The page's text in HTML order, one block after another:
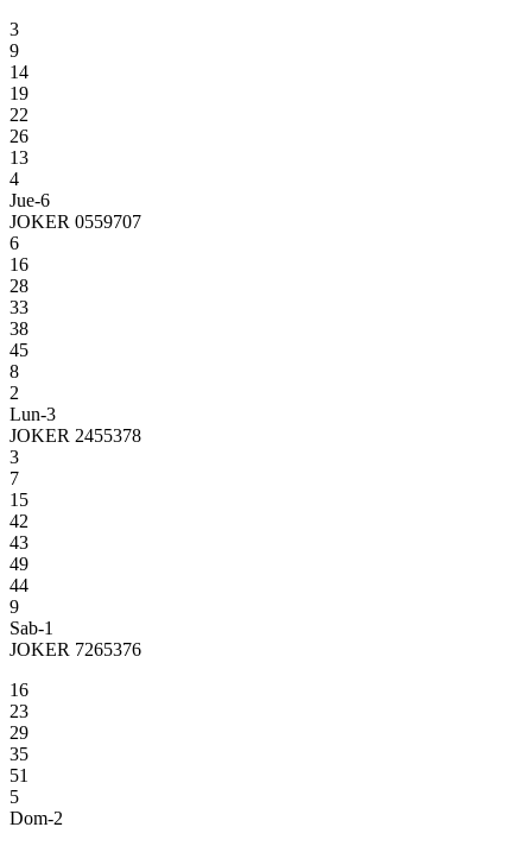
3
9
14
19
22
26
13
4
Jue-6
JOKER 0559707
6
16
28
33
38
45
8
2
Lun-3
JOKER 2455378
3
7
15
42
43
49
44
9
Sab-1
JOKER 7265376
16
23
29
35
51
5
Dom-2